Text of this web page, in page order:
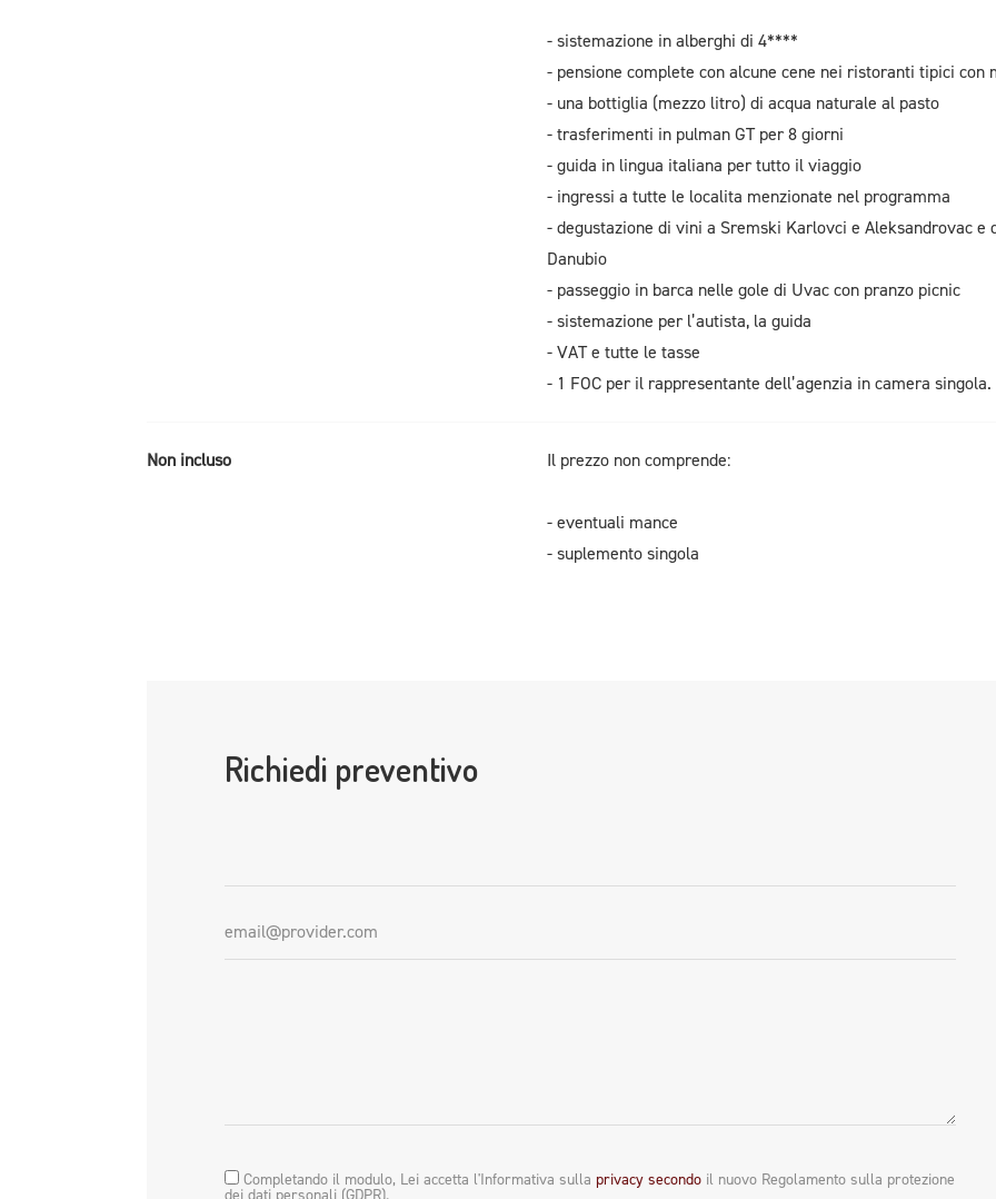
- sistemazione in alberghi di 4****
- pensione complete con alcune cene nei ristoranti tipici con
- una bottiglia (mezzo litro) di acqua naturale al pasto
- trasferimenti in pulman GT per 8 giorni
- guida in lingua italiana per tutto il viaggio
- ingressi a tutte le localita menzionate nel programma
- degustazione di vini a Sremski Karlovci e Aleksandrovac
Danubio
- passeggio in barca nelle gole di Uvac con pranzo picnic
- sistemazione per l’autista, la guida
- VAT e tutte le tasse
- 1 FOC per il rappresentante dell’agenzia in camera singola.
Non incluso Il prezzo non comprende:
- eventuali mance
- suplemento singola
Richiedi preventivo
Completando il modulo, Lei accetta l'Informativa sulla privacy secondo il nuovo Regolamento sulla protezione